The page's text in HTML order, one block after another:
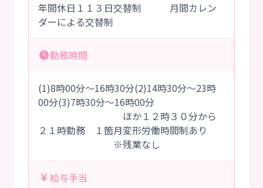
年間休日１１３日交替制 月間カレン
ダーによる交替制
勤務時間
(1)8時00分～16時30分(2)14時30分～23時
00分(3)7時30分～16時00分
ほか１２時３０分から
２１時勤務 １箇月変形労働時間制あり
※残業なし
給与手当